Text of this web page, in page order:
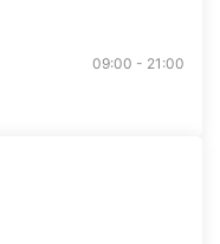
09:00 - 21:00